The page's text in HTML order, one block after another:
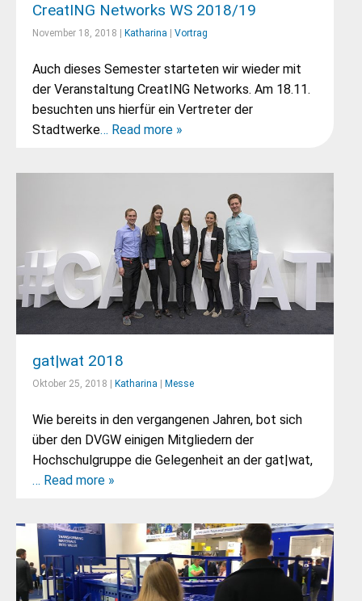
CreatING Networks WS 2018/19
November 18, 2018 | Katharina Vortrag
Auch dieses Semester starteten wir wieder mit
der Veranstaltung CreatING Networks. Am 18.11.
besuchten uns hierfür ein Vertreter der
Stadtwerke… Read more »
gat|wat 2018
Oktober 25, 2018 | Katharina Messe
Wie bereits in den vergangenen Jahren, bot sich
über den DVGW einigen Mitgliedern der
Hochschulgruppe die Gelegenheit an der gat|wat,
… Read more »